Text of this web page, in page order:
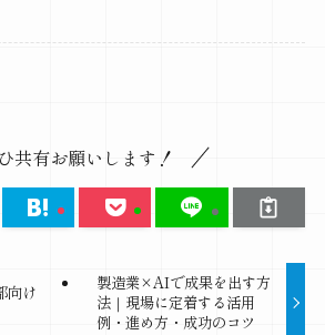
共有お願いします！
向け
製造業×AIで成果を出す方
法｜現場に定着する活用
例・進め方・成功のコツ